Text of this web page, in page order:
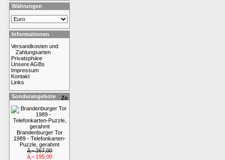
Währungen
Informationen
Versandkosten und
Zahlungsarten
Privatsphäre
Unsere AGBs
Impressum
Kontakt
Links
Sonderangebote
Brandenburger Tor
1989 - Telefonkarten-
Puzzle, gerahmt
â‚¬ 267,00
â‚¬ 195,00